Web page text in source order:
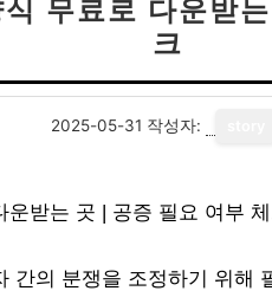
무료로 다운받
크
2025-05-31 작성자:
받는 곳 | 공증 필요 여부
간의 분쟁을 조정하기 위해